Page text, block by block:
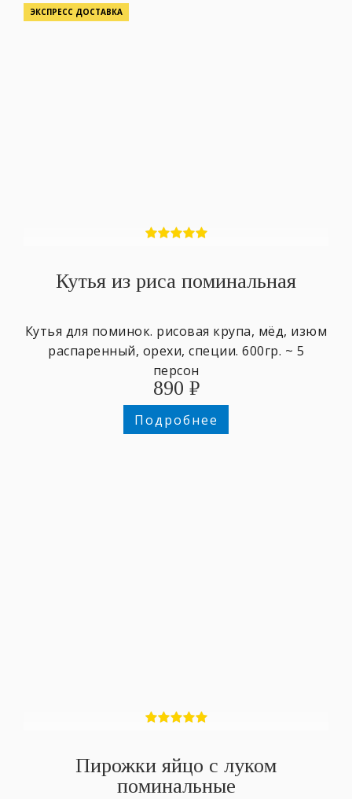
ЭКСПРЕСС ДОСТАВКА
Кутья из риса поминальная
Кутья для поминок. рисовая крупа, мёд, изюм
распаренный, орехи, специи. 600гр. ~ 5
персон
890 ₽
Подробнее
Пирожки яйцо с луком
поминальные